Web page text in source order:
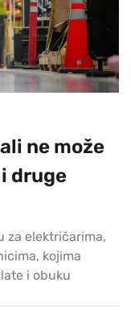
ne može
druge
za električarima,
kojima
i obuku